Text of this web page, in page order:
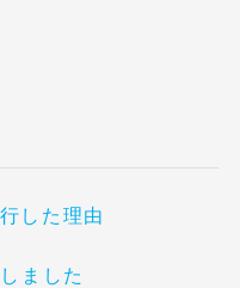
した理由
ました